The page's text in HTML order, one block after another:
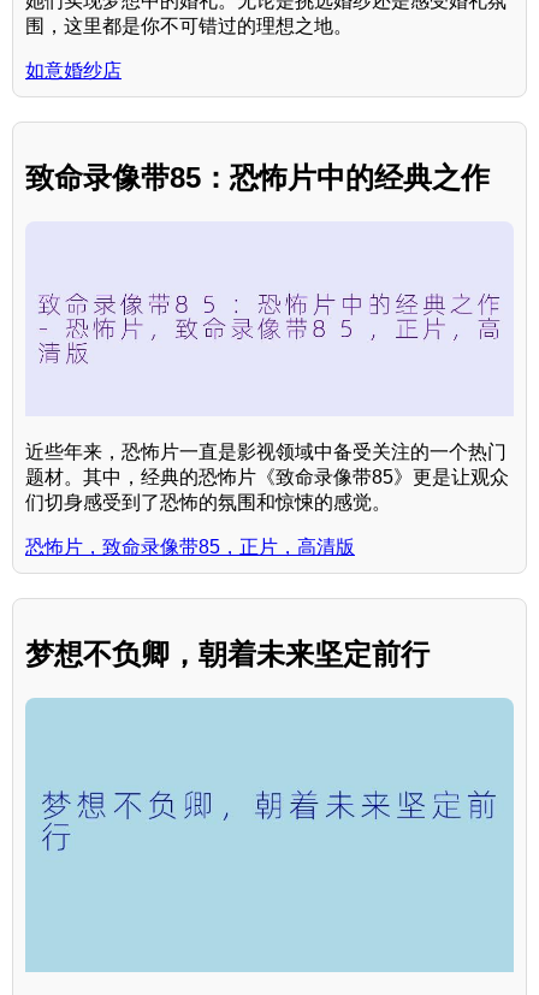
围，这里都是你不可错过的理想之地。
如意婚纱店
致命录像带85：恐怖片中的经典之作
近些年来，恐怖片一直是影视领域中备受关注的一个热门
题材。其中，经典的恐怖片《致命录像带85》更是让观众
们切身感受到了恐怖的氛围和惊悚的感觉。
恐怖片，致命录像带85，正片，高清版
梦想不负卿，朝着未来坚定前行